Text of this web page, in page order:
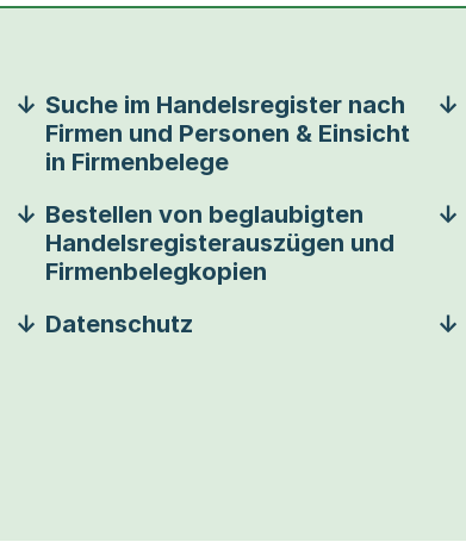
Suche im Handelsregister nach
Firmen und Personen & Einsicht
in Firmenbelege
Bestellen von beglaubigten
Handelsregisterauszügen und
Firmenbelegkopien
Datenschutz